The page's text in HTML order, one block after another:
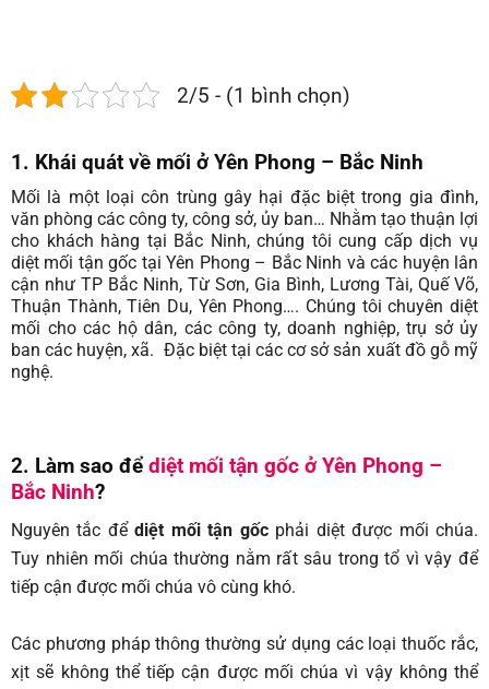
2/5 - (1 bình chọn)
1. Khái quát về mối ở Yên Phong – Bắc Ninh
Mối là một loại côn trùng gây hại đặc biệt trong gia đình,
văn phòng các công ty, công sở, ủy ban… Nhằm tạo thuận lợi
cho khách hàng tại Bắc Ninh, chúng tôi cung cấp dịch vụ
diệt mối tận gốc tại Yên Phong – Bắc Ninh và các huyện lân
cận như TP Bắc Ninh, Từ Sơn, Gia Bình, Lương Tài, Quế Võ,
Thuận Thành, Tiên Du, Yên Phong…. Chúng tôi chuyên diệt
mối cho các hộ dân, các công ty, doanh nghiệp, trụ sở ủy
ban các huyện, xã. Đặc biệt tại các cơ sở sản xuất đồ gỗ mỹ
nghệ.
2. Làm sao để diệt mối tận gốc ở Yên Phong –
Bắc Ninh?
Nguyên tắc đểdiệt mối tận gốcphải diệt được mối chúa.
Tuy nhiên mối chúa thường nằm rất sâu trong tổ vì vậy để
tiếp cận được mối chúa vô cùng khó.
Các phương pháp thông thường sử dụng các loại thuốc rắc,
xịt sẽ không thể tiếp cận được mối chúa vì vậy không thể